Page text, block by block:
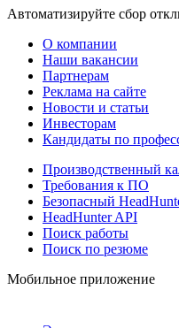
Автоматизируйте сбор
О компании
Наши вакансии
Партнерам
Реклама на сайте
Новости и статьи
Инвесторам
Кандидаты по
Производственный
Требования к ПО
Безопасный
HeadHunter API
Поиск работы
Поиск по резюме
Мобильное приложение